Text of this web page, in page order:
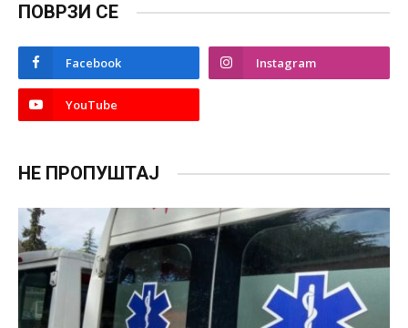
ПОВРЗИ СЕ
Facebook Instagram
YouTube
НЕ ПРОПУШТАЈ